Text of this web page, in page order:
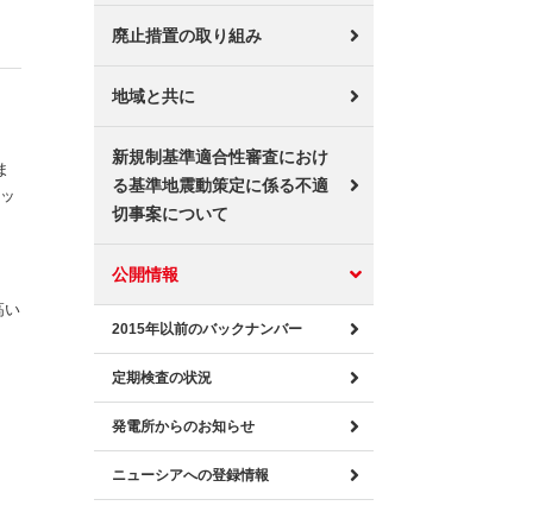
い
廃止措置の取り組み
地域と共に
新規制基準適合性審査におけ
る基準地震動策定に係る不適
切事案について
公開情報
2015年以前のバックナンバー
定期検査の状況
発電所からのお知らせ
ニューシアへの登録情報